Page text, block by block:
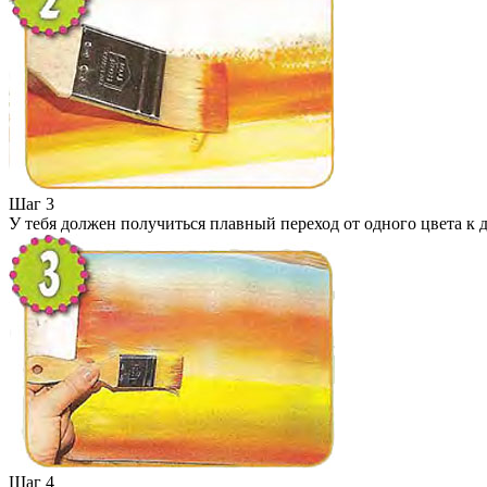
Шаг 3
У тебя должен получиться плавный переход от одного цвета к
Шаг 4